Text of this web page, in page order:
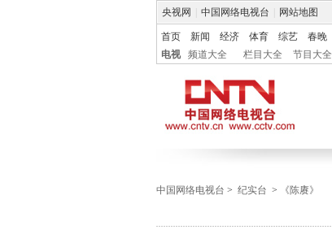
央视网 中国网络电视台 网站地图
首页 新闻 经济 体育 综艺 春晚
电视
频道大全 栏目大全 节目大全
中国网络电视台 > 纪实台 > 《陈赓》